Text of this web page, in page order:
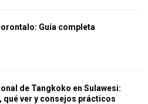
Guía completa
de Tangkoko en Sulawesi:
qué ver y consejos prácticos